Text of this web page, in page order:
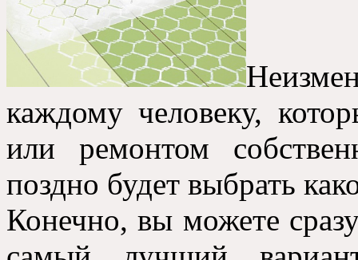
каждому человеку,
или ремонтом
поздно будет выбрать
Конечно, вы можете